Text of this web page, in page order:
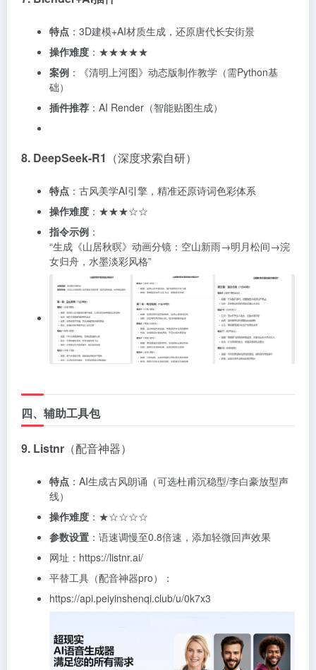
特点 ：3D建模+AI材质生成，还原唐代长安街景
操作难度 ：★★★★★
案例 ：《清明上河图》动态版制作教学（需Python基
础）
插件推荐 ：AI Render（智能贴图生成）
8. DeepSeek-R1 （深度求索自研）
特点 ：古风美学AI引擎，精准还原诗词色彩体系
操作难度 ：★★★☆☆
指令示例 ：
“生成《山居秋暝》动画分镜：空山新雨→明月松间→浣
女归舟，水墨淡彩风格”
四、辅助工具包
9. Listnr （配音神器）
特点 ：AI生成古风朗诵（可选杜甫沉稳型/李白豪放型声
线）
操作难度 ：★☆☆☆☆
参数设置 ：语速调慢至0.8倍速，添加轻微回声效果
网址：https://listnr.ai/
平替工具（配音神器pro）：
https://api.peiyinshenqi.club/u/0k7x3